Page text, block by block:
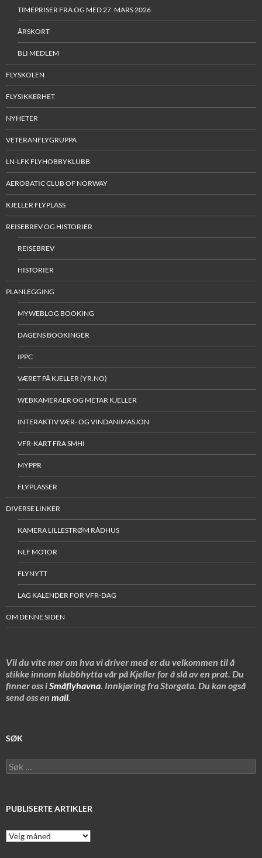
TIMEPRISER FRA OG MED 27. MARS 2026
ÅRSKORT
BLI MEDLEM
FLYSKOLEN
FLYSIKKERHET
NYHETER
VETERANFLYGRUPPA
LN-LFK FLYHOBBYKLUBB
AEROBATIC CLUB OF NORWAY
KJELLER FLYPLASS
REISEBREV OG HISTORIER
REISEBREV
HISTORIER
PLANLEGGING
MYWEBLOG BOOKING
DAGENS BOOKINGER
IPPC
VÆRET PÅ KJELLER (YR.NO)
WEBKAMERAER OG METAR KJELLER
INTERAKTIV VÆR- OG VINDANIMASJON
VFR-KART FRA SMHI
MYPPR
FLYPLASSER
DIVERSE LINKER
KAMERA LILLESTRØM RÅDHUS
NLF MOTOR
FLYNYTT
LAG KALENDER FOR VFR-DAG
OM DENNE SIDEN
Vil du vite mer om hva vi driver med er du velkommen til å
stikke innom klubbhytta vår på Kjeller for å slå av en prat. Du
finner oss iSmåflyhavna. Innkjøring fra Storgata. Du kan også
send oss en mail.
SØK
Søk
etter:
PUBLISERTE ARTIKLER
Publiserte
artikler